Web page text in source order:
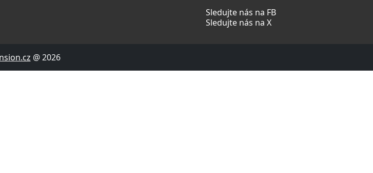
Sledujte nás na FB
Sledujte nás na X
@ 2026